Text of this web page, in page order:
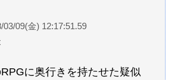
03/09(金) 12:17:51.59
に奥行きを持たせた疑似